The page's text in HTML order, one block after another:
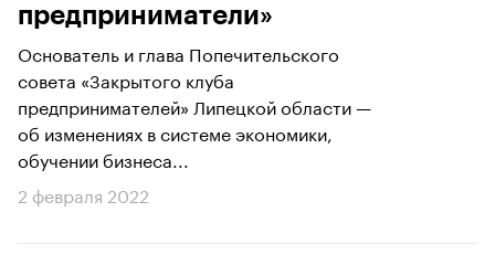
предприниматели»
Основатель и глава Попечительского
совета «Закрытого клуба
предпринимателей» Липецкой области —
об изменениях в системе экономики,
обучении бизнеса...
2 февраля 2022